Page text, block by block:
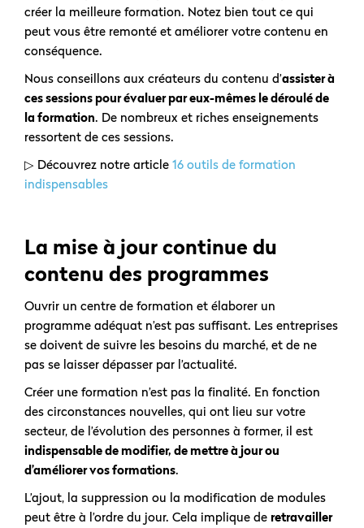
créer la meilleure formation. Notez bien tout ce qui
peut vous être remonté et améliorer votre contenu en
conséquence.
Nous conseillons aux créateurs du contenu d’assister à
ces sessions pour évaluer par eux-mêmes le déroulé de
la formation. De nombreux et riches enseignements
ressortent de ces sessions.
▷ Découvrez notre article 16 outils de formation
indispensables
La mise à jour continue du
contenu des programmes
Ouvrir un centre de formation et élaborer un
programme adéquat n’est pas suffisant. Les entreprises
se doivent de suivre les besoins du marché, et de ne
pas se laisser dépasser par l’actualité.
Créer une formation n’est pas la finalité. En fonction
des circonstances nouvelles, qui ont lieu sur votre
secteur, de l’évolution des personnes à former, il est
indispensable de modifier, de mettre à jour ou
d’améliorer vos formations.
L’ajout, la suppression ou la modification de modules
peut être à l’ordre du jour. Cela implique de retravailler